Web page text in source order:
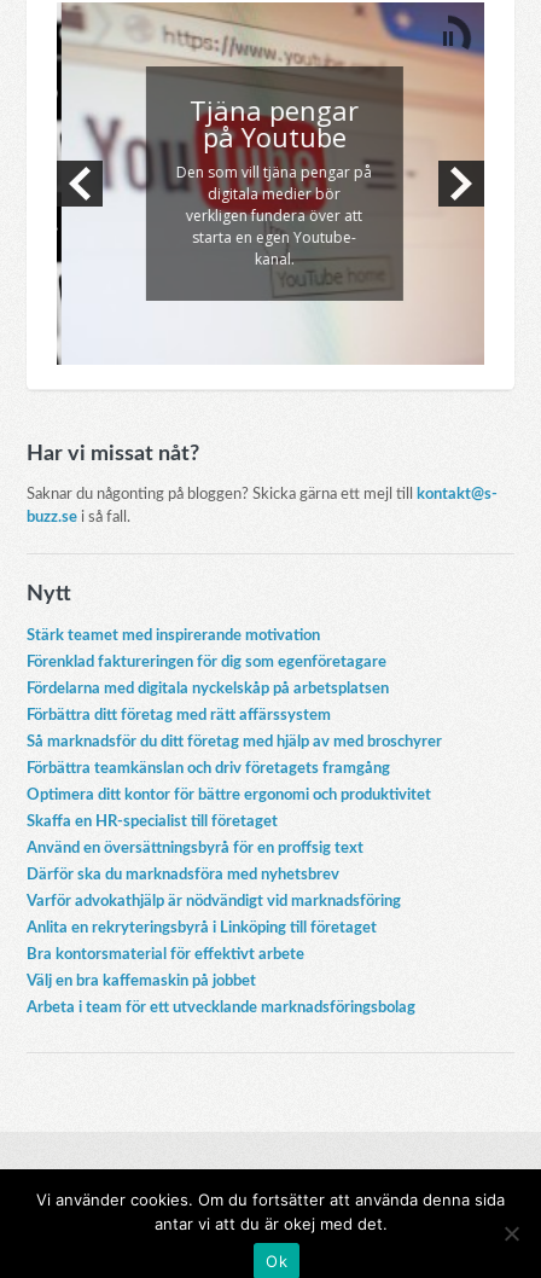
Tjäna pengar
på Youtube
Den som vill tjäna pengar på
digitala medier bör
verkligen fundera över att
starta en egen Youtube-
kanal.
Har vi missat nåt?
Saknar du någonting på bloggen? Skicka gärna ett mejl till
kontakt@s-
buzz.se i så fall.
Nytt
Stärk teamet med inspirerande motivation
Förenklad faktureringen för dig som egenföretagare
Fördelarna med digitala nyckelskåp på arbetsplatsen
Förbättra ditt företag med rätt affärssystem
Så marknadsför du ditt företag med hjälp av med broschyrer
Förbättra teamkänslan och driv företagets framgång
Optimera ditt kontor för bättre ergonomi och produktivitet
Skaffa en HR-specialist till företaget
Använd en översättningsbyrå för en proffsig text
Därför ska du marknadsföra med nyhetsbrev
Varför advokathjälp är nödvändigt vid marknadsföring
Anlita en rekryteringsbyrå i Linköping till företaget
Bra kontorsmaterial för effektivt arbete
Välj en bra kaffemaskin på jobbet
Arbeta i team för ett utvecklande marknadsföringsbolag
Copyright © 2026 S-buzz. .
Vi använder cookies. Om du fortsätter att använda denna sida
antar vi att du är okej med det.
Ok